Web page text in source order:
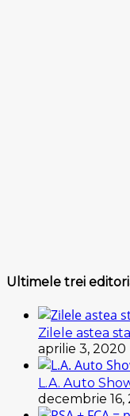
Ultimele trei
Zilele astea
aprilie 3, 2020
L.A. Auto
decembrie 16,